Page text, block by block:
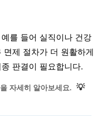
를 들어 실직이나 건강
제 절차가 더 원활하게
판결이 필요합니다.
자세히 알아보세요. 💡